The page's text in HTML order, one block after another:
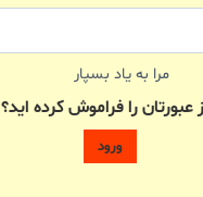
مرا به یاد بسپار
عبورتان را فراموش کرده اید؟